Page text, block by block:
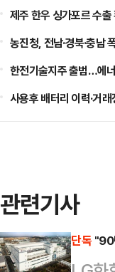
제주 한우 싱가포르 수
농진청, 전남·경북·충남
한전기술지주 출범…에
사용후 배터리 이력·거
관련기사
단독 "90